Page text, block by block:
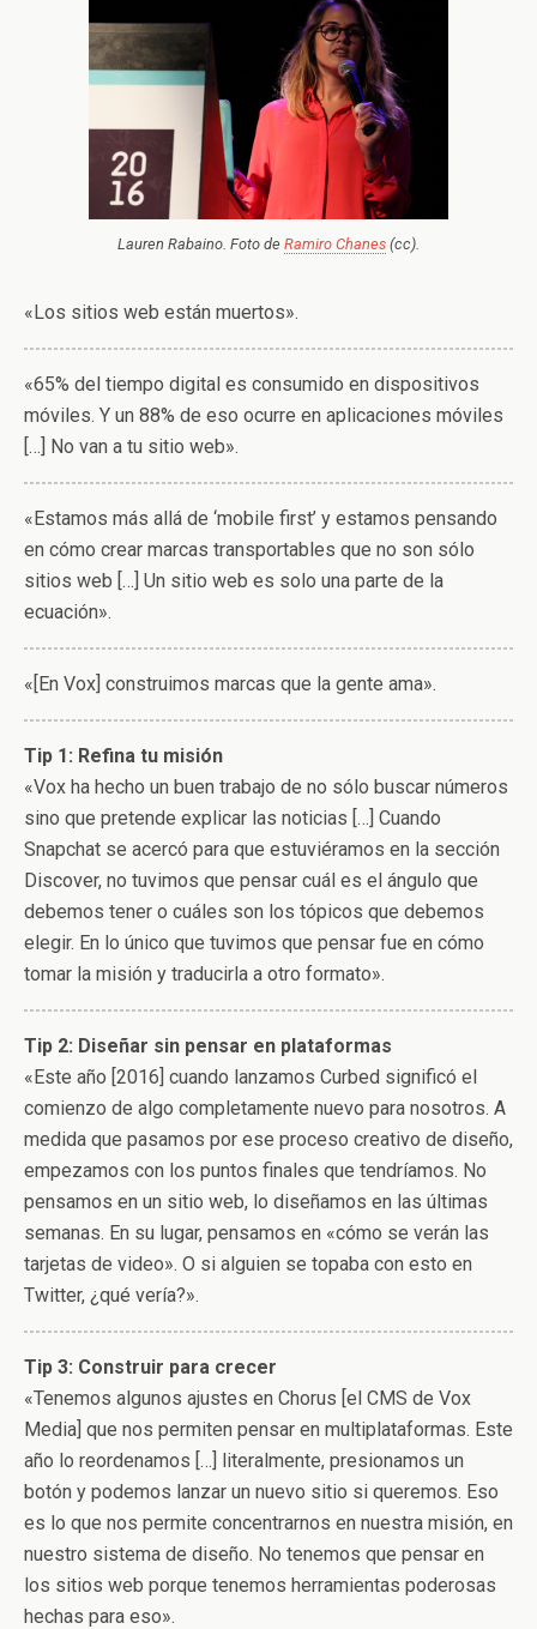
Lauren Rabaino. Foto de Ramiro Chanes (cc).
«Los sitios web están muertos».
«65% del tiempo digital es consumido en dispositivos
móviles. Y un 88% de eso ocurre en aplicaciones móviles
[…] No van a tu sitio web».
«Estamos más allá de ‘mobile first’ y estamos pensando
en cómo crear marcas transportables que no son sólo
sitios web […] Un sitio web es solo una parte de la
ecuación».
«[En Vox] construimos marcas que la gente ama».
Tip 1: Refina tu misión
«Vox ha hecho un buen trabajo de no sólo buscar números
sino que pretende explicar las noticias […] Cuando
Snapchat se acercó para que estuviéramos en la sección
Discover, no tuvimos que pensar cuál es el ángulo que
debemos tener o cuáles son los tópicos que debemos
elegir. En lo único que tuvimos que pensar fue en cómo
tomar la misión y traducirla a otro formato».
Tip 2: Diseñar sin pensar en plataformas
«Este año [2016] cuando lanzamos Curbed significó el
comienzo de algo completamente nuevo para nosotros. A
medida que pasamos por ese proceso creativo de diseño,
empezamos con los puntos finales que tendríamos. No
pensamos en un sitio web, lo diseñamos en las últimas
semanas. En su lugar, pensamos en «cómo se verán las
tarjetas de video». O si alguien se topaba con esto en
Twitter, ¿qué vería?».
Tip 3: Construir para crecer
«Tenemos algunos ajustes en Chorus [el CMS de Vox
Media] que nos permiten pensar en multiplataformas. Este
año lo reordenamos […] literalmente, presionamos un
botón y podemos lanzar un nuevo sitio si queremos. Eso
es lo que nos permite concentrarnos en nuestra misión, en
nuestro sistema de diseño. No tenemos que pensar en
los sitios web porque tenemos herramientas poderosas
hechas para eso».